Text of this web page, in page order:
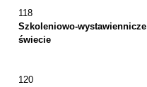
118
Szkoleniowo-
świecie
120